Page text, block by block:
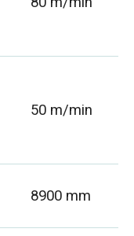
50 m/min
8900 mm